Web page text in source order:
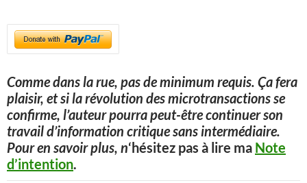
Comme dans la rue, pas de minimum requis. Ça fera
plaisir, et si la révolution des microtransactions se
confirme, l’auteur pourra peut-être continuer son
travail d’information critique sans intermédiaire.
Pour en savoir plus, n‘hésitez pas à lire ma Note
d’intention.